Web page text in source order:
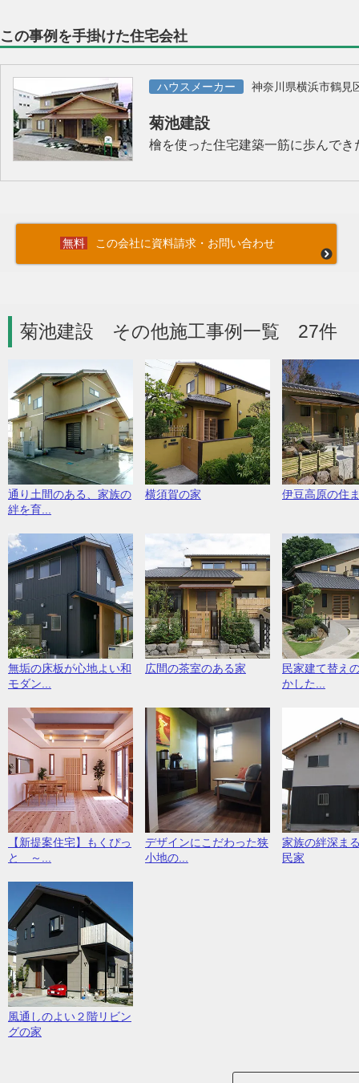
この事例を手掛けた住宅会社
ハウスメーカー 神奈川県横浜市鶴見
菊池建設
檜を使った住宅建築一筋に歩んで
この会社に資料請求・お問い合わせ
菊池建設 その他施工事例一覧 27件
通り土間のある、家族の
絆を育...
横須賀の家 伊豆高原の住
無垢の床板が心地よい和
モダン...
広間の茶室のある家
民家建て替え
かした...
【新提案住宅】もくぴっ
と ～...
デザインにこだわった狭
小地の...
家族の絆深ま
民家
風通しのよい２階リビン
グの家